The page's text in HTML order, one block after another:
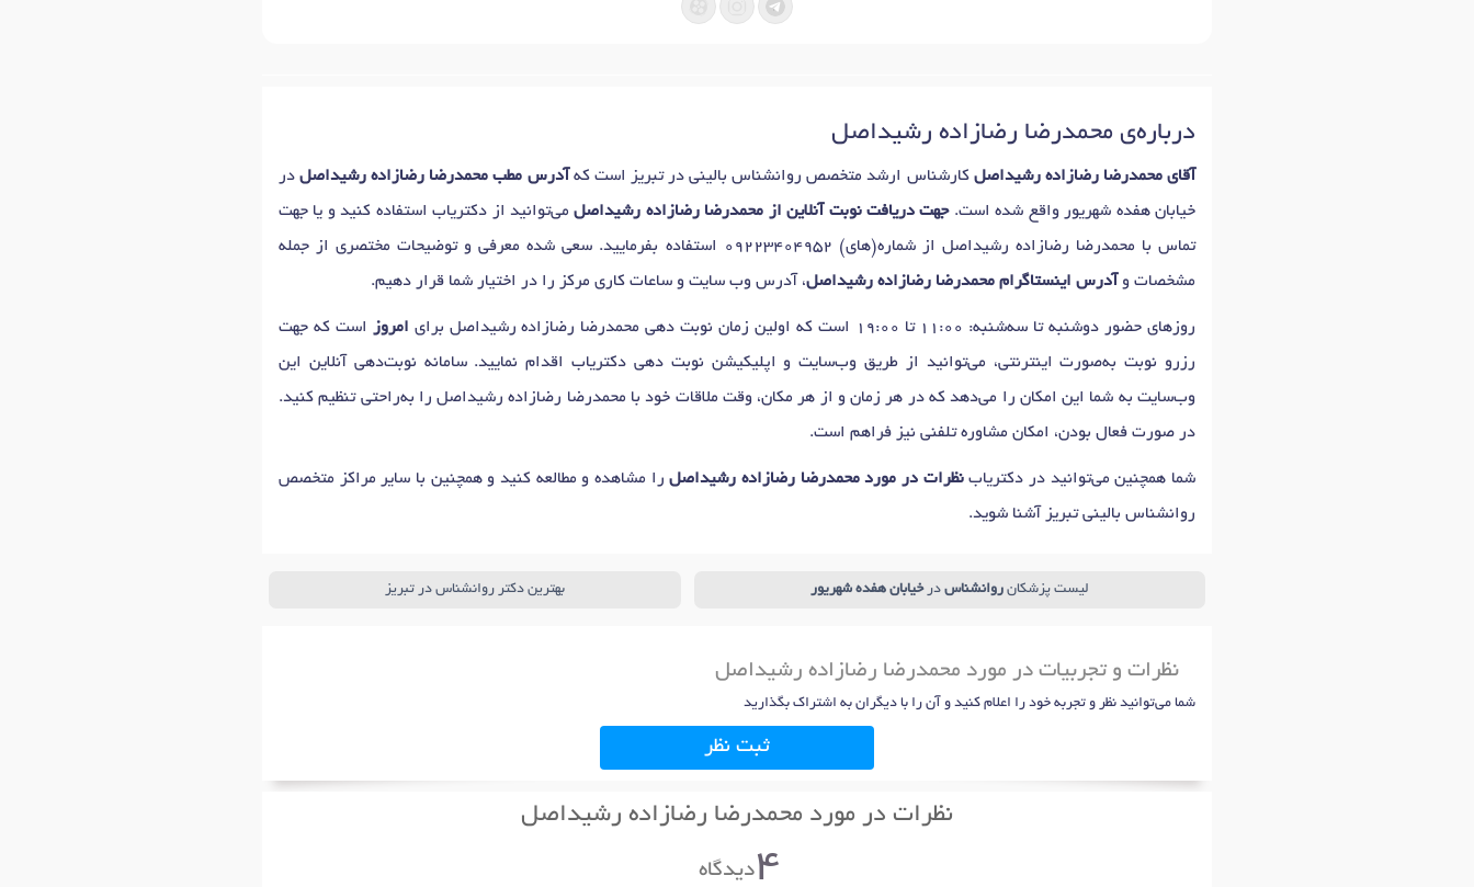
درباره‌ی محمدرضا رضازاده رشیداصل
آقای محمدرضا رضازاده رشیداصل کارشناس ارشد متخصص روانشناس بالینی در تبریز است که آدرس مطب محمدرضا رضازاده رشیداصلدر
خیابان هفده شهریور واقع شده است.جهت دریافت نوبت آنلاین از محمدرضا رضازاده رشیداصلمی‌توانید از دکتریاب استفاده کنید و یا جهت
تماس با محمدرضا رضازاده رشیداصل از شماره(های) 09223404952
استفاده بفرمایید. سعی شده معرفی و توضیحات مختصری از جمله
مشخصات و آدرس اینستاگرام محمدرضا رضازاده رشیداصل، آدرس وب سایت و ساعات کاری مرکز را در اختیار شما قرار دهیم.
روزهای حضور دوشنبه تا سه‌شنبه: 11:00 تا 19:00 است که اولین زمان نوبت دهی محمدرضا رضازاده رشیداصل برای امروز
است که جهت
رزرو نوبت به‌صورت اینترنتی، می‌توانید از طریق وب‌سایت و اپلیکیشن نوبت دهی دکتریاب اقدام نمایید. سامانه نوبت‌دهی آنلاین این
وب‌سایت به شما این امکان را می‌دهد که در هر زمان و از هر مکان، وقت ملاقات خود با محمدرضا رضازاده رشیداصل را به‌راحتی تنظیم کنید.
در صورت فعال بودن، امکان مشاوره تلفنی نیز فراهم است.
شما همچنین می‌توانید در دکتریابنظرات در مورد محمدرضا رضازاده رشیداصلرا مشاهده و مطالعه کنید و همچنین با سایر مراکز متخصص
روانشناس بالینی تبریز آشنا شوید.
لیست پزشکان روانشناس درخیابان هفده شهریور بهترین دکتر روانشناس در تبریز
نظرات و تجربیات در مورد محمدرضا رضازاده رشیداصل
شما می‌توانید نظر و تجربه خود را اعلام کنید و آن را با دیگران به اشتراک بگذارید
ثبت نظر
نظرات در مورد محمدرضا رضازاده رشیداصل
4دیدگاه